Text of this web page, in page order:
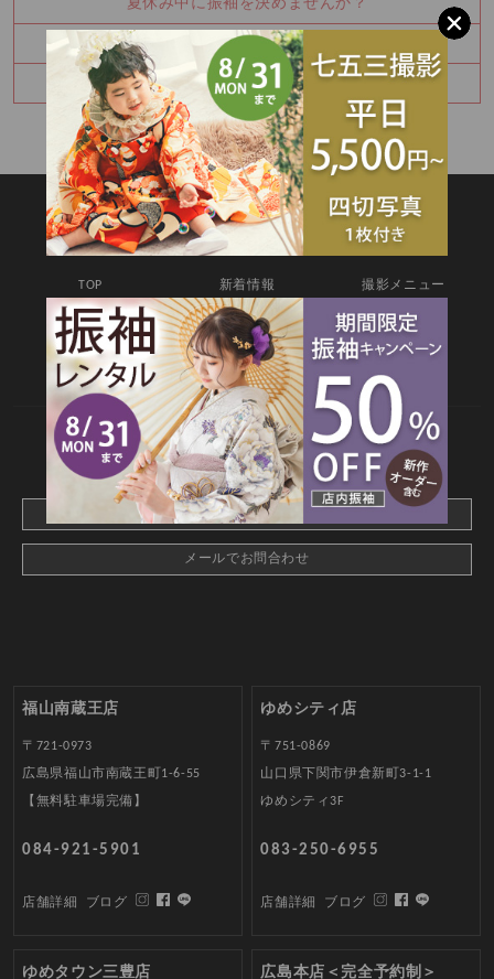
夏休み中に振袖を決めませんか？
お宮参り・百日祝いはご家族撮影もおすすめです
七五三8月キャンペーン✨
SITEMAP
TOP 新着情報
撮影メニュー
料金・商品
キャンペーン
衣装カタログ
店舗情報
よくあるご質問
お問合せ
web撮影予約
CONTACT
webでご予約はこちら
メールでお問合わせ
福山南蔵王店
〒721-0973
広島県福山市南蔵王町1-6-55
【無料駐車場完備】
084-921-5901
店舗詳細 ブログ
ゆめシティ店
〒751-0869
山口県下関市伊倉新町3-1-1
ゆめシティ3F
083-250-6955
店舗詳細 ブログ
ゆめタウン三豊店 広島本店＜完全予約制＞